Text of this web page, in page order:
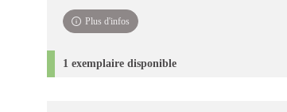
Plus d'infos
1 exemplaire disponible